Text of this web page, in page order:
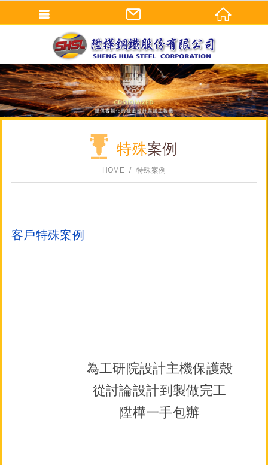
特殊案例
HOME 特殊案例
客戶特殊案例
為工研院設計主機保護殼
從討論設計到製做完工
陞樺一手包辦